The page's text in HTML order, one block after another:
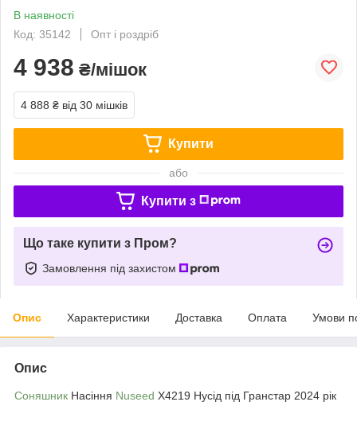
В наявності
Код: 35142
Опт і роздріб
4 938 ₴/мішок
4 888 ₴ від 30 мішків
Купити
або
Купити з
Що таке купити з Пром?
Замовлення під захистом
Опис Характеристики Доставка Оплата Умови
Опис
Соняшник Насіння Nuseed X4219 Нусід під Гранстар 2024 рік